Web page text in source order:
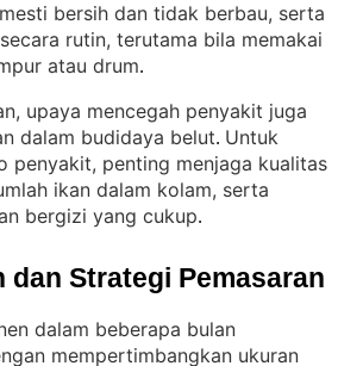
bersih dan tidak berbau, serta
rutin, terutama bila memakai
atau drum.
upaya mencegah penyakit juga
dalam budidaya belut. Untuk
penyakit, penting menjaga kualitas
ikan dalam kolam, serta
bergizi yang cukup.
dan Strategi Pemasaran
dalam beberapa bulan
mempertimbangkan ukuran